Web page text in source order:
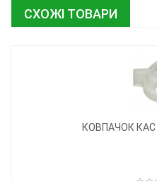
СХОЖІ ТОВАРИ
КОВПАЧОК КАС